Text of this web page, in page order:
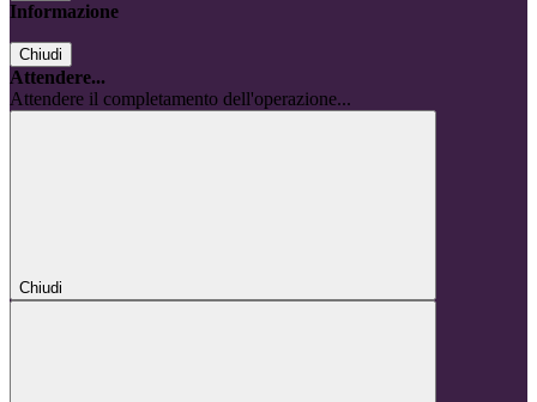
Informazione
Chiudi
Attendere...
Attendere il completamento dell'operazione...
Chiudi